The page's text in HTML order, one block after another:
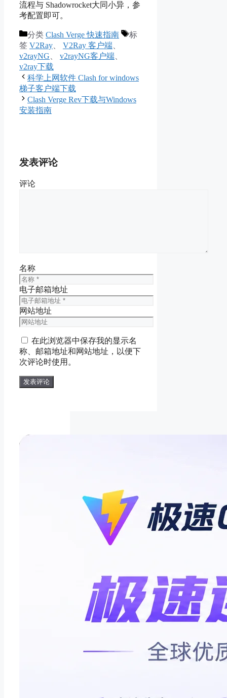
流程与 Shadowrocket大同小异，参
考配置即可。
分类 Clash Verge 快速指南
标
签 V2Ray V2Ray 客户端
v2rayNG
v2rayNG客户端
v2ray下载
科学上网软件 Clash for windows
梯子客户端下载
Clash Verge Rev下载与Windows
安装指南
发表评论
评论
名称
电子邮箱地址
网站地址
在此浏览器中保存我的显示名
称、邮箱地址和网站地址，以便下
次评论时使用。